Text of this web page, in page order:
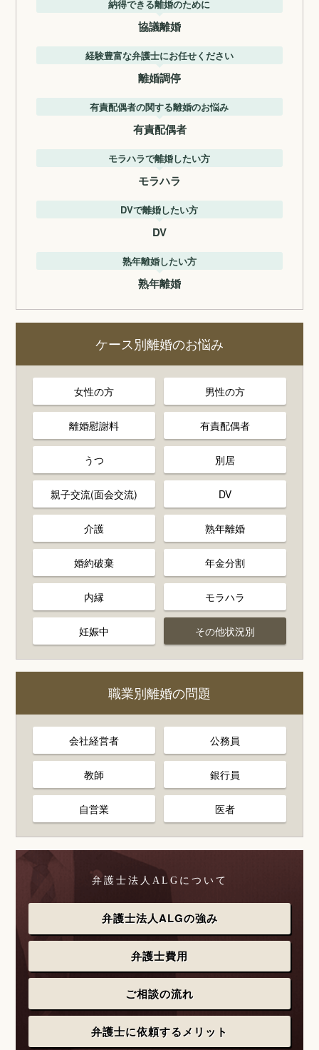
納得できる離婚のために
協議離婚
経験豊富な弁護士にお任せください
離婚調停
有責配偶者の関する離婚のお悩み
有責配偶者
モラハラで離婚したい方
モラハラ
DVで離婚したい方
DV
熟年離婚したい方
熟年離婚
ケース別離婚のお悩み
女性の方 男性の方
離婚慰謝料 有責配偶者
うつ 別居
親子交流(面会交流) DV
介護 熟年離婚
婚約破棄 年金分割
内縁 モラハラ
妊娠中 その他状況別
職業別離婚の問題
会社経営者 公務員
教師 銀行員
自営業 医者
弁護士法人ALGについて
弁護士法人ALGの強み
弁護士費用
ご相談の流れ
弁護士に依頼するメリット